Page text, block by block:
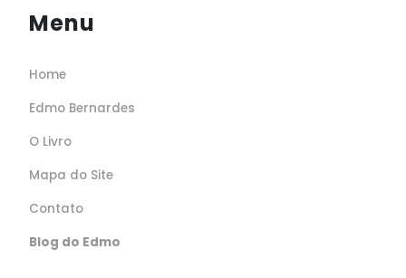
Menu
Home
Edmo Bernardes
O Livro
Mapa do Site
Contato
Blog do Edmo